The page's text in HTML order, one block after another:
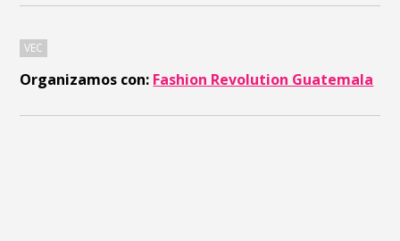
Organizamos con: Fashion Revolution Guatemala
VEC